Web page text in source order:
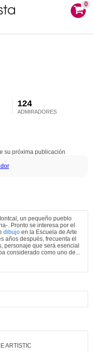
0
124
ADMIRADORES
su próxima publicación
un pequeño pueblo
. Pronto se interesa por el
dibujo en la Escuela de Arte
años después, frecuenta el
personaje que será esencial
considerado como uno de...
ARTISTIC